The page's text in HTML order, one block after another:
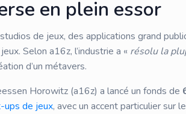
en plein essor
de jeux, des applications grand
Selon a16z, l’industrie a « résolu la
d’un métavers.
Horowitz (a16z) a lancé un fonds de
ups de jeux, avec un accent particulier sur le